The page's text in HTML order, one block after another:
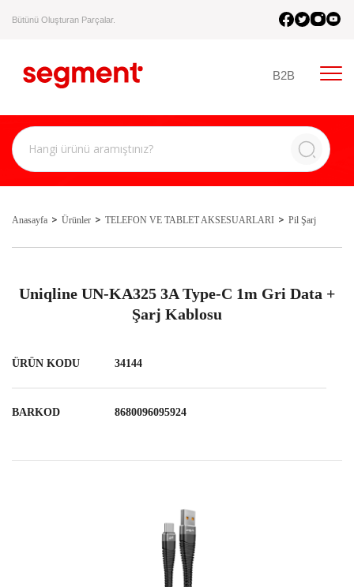
Bütünü Oluşturan Parçalar.
B2B
Anasayfa Ürünler TELEFON VE TABLET AKSESUARLARI Pil Şarj
Uniqline UN-KA325 3A Type-C 1m Gri Data +
Şarj Kablosu
ÜRÜN KODU 34144
BARKOD 8680096095924